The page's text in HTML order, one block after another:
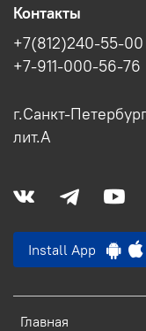
Главная
Контакты
+7(812)240-55-00
+7-911-000-56-76
г.Санкт-
лит.А
Install App